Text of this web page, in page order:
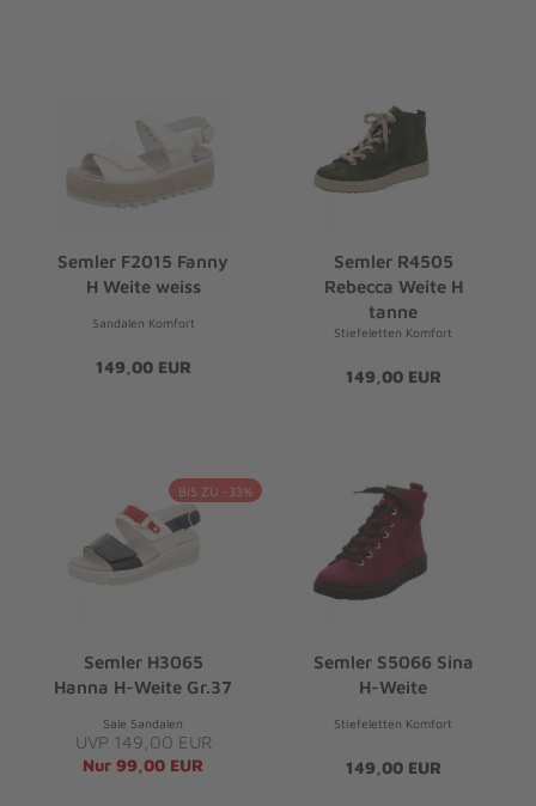
Semler F2015 Fanny
H Weite weiss
Sandalen Komfort
149,00 EUR
Semler R4505
Rebecca Weite H
tanne
Stiefeletten Komfort
149,00 EUR
BIS ZU -33%
Semler H3065
Hanna H-Weite Gr.37
Sale Sandalen
UVP 149,00 EUR
Nur 99,00 EUR
Semler S5066 Sina
H-Weite
Stiefeletten Komfort
149,00 EUR